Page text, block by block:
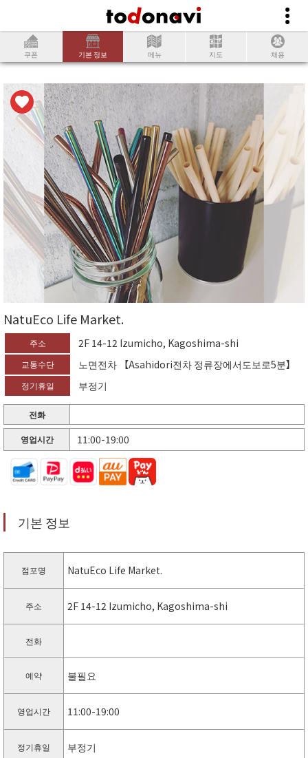
쿠폰 기본 정보 메뉴 지도 채용
NatuEco Life Market.
주소 2F 14-12 Izumicho, Kagoshima-shi
교통수단 노면전차 【Asahidori전차 정류장에서도보로5분】
정기휴일 부정기
전화
영업시간 11:00-19:00
기본 정보
점포명 NatuEco Life Market.
주소 2F 14-12 Izumicho, Kagoshima-shi
전화
예약 불필요
영업시간 11:00-19:00
정기휴일 부정기